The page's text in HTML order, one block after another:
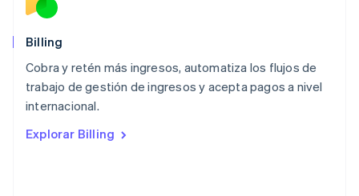
Billing
Cobra y retén más ingresos, automatiza los flujos de
trabajo de gestión de ingresos y acepta pagos a nivel
internacional.
Explorar Billing
English
México
Español
English
Nueva Zelandia
English
NederlandsEnglish